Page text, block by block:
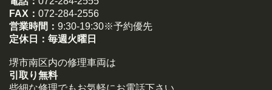
FAX： 072-284-2556
営業時間： 9:30-19:30※予約優先
定休日： 毎週火曜日
堺市南区内の修理車両は
引取り無料
些細な修理でもお気軽にお電話下さい